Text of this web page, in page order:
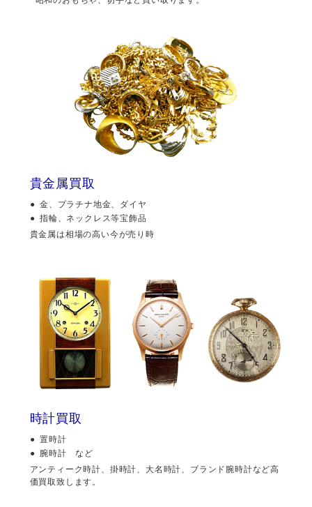
貴金属買取
金、プラチナ地金、ダイヤ
指輪、ネックレス等宝飾品
貴金属は相場の高い今が売り時
時計買取
置時計
腕時計 など
アンティーク時計、掛時計、大名時計、ブランド腕時計など高
価買取致します。